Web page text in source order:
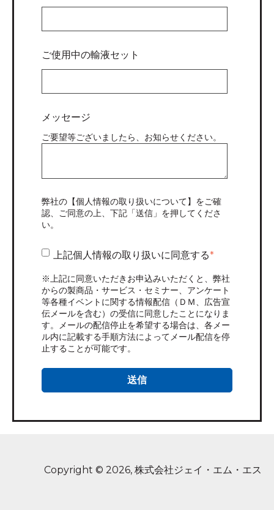
ご使用中の輸液セット
メッセージ
ご要望等ございましたら、お知らせください。
弊社の 【個人情報の取り扱いについて】 をご確
認、ご同意の上、下記「送信」を押してくださ
い。
上記個人情報の取り扱いに同意する*
※上記に同意いただきお申込みいただくと、弊社
からの製商品・サービス・セミナー、アンケート
等各種イベントに関する情報配信（ＤＭ、広告宣
伝メールを含む）の受信に同意したことになりま
す。メールの配信停止を希望する場合は、各メー
ル内に記載する手順方法によってメール配信を停
止することが可能です。
Copyright © 2026, 株式会社ジェイ・エム・エス